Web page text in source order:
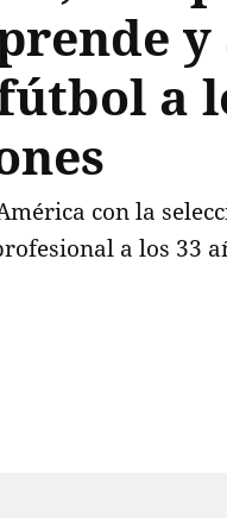
a
con la
a los 33
campeón de